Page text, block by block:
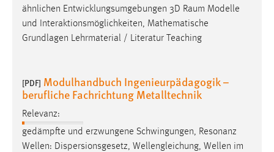
ähnlichen Entwicklungsumgebungen 3D Raum Modelle
und Interaktionsmöglichkeiten, Mathematische
Grundlagen Lehrmaterial / Literatur Teaching
[PDF] Modulhandbuch Ingenieurpädagogik –
berufliche Fachrichtung Metalltechnik
Relevanz:
gedämpfte und erzwungene Schwingungen, Resonanz
Wellen: Dispersionsgesetz, Wellengleichung, Wellen im